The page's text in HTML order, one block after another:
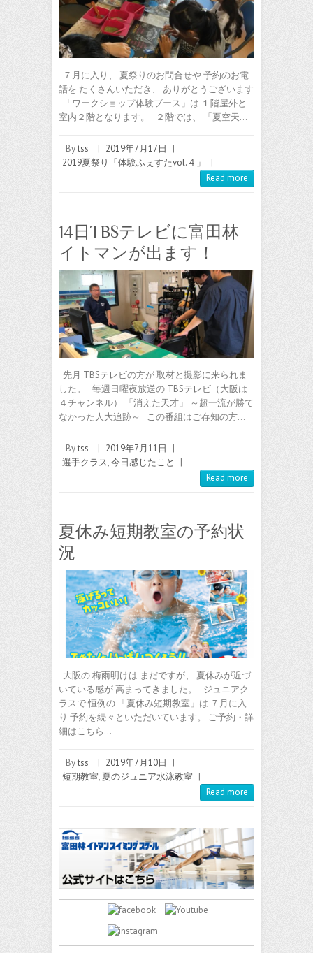
７月に入り、 夏祭りのお問合せや 予約のお電
話を たくさんいただき、 ありがとうございます
「ワークショップ体験ブース」は １階屋外と
室内２階となります。 ２階では、 「夏空天…
Bytss | 2019年7月17日
|
2019夏祭り「体験ふぇすたvol.４」
|
Read more
14日TBSテレビに富田林
イトマンが出ます！
先月 TBSテレビの方が 取材と撮影に来られま
した。 毎週日曜夜放送の TBSテレビ（大阪は
４チャンネル） 「消えた天才」 ～超一流が勝て
なかった人大追跡～ この番組はご存知の方…
Bytss | 2019年7月11日
|
選手クラス,今日感じたこと
|
Read more
夏休み短期教室の予約状
況
大阪の 梅雨明けは まだですが、 夏休みが近づ
いている感が 高まってきました。 ジュニアク
ラスで 恒例の 「夏休み短期教室」は ７月に入
り 予約を続々といただいています。 ご予約・詳
細はこちら…
Bytss | 2019年7月10日
|
短期教室, 夏のジュニア水泳教室 |
Read more